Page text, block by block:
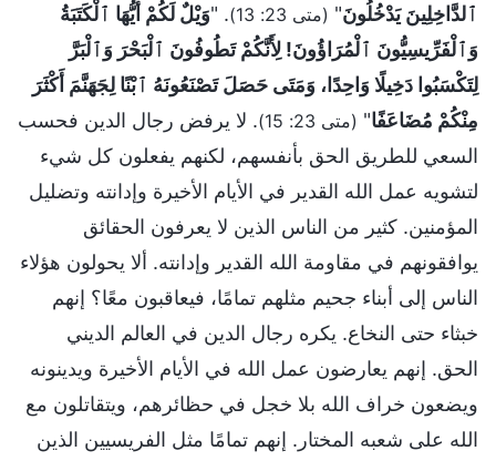
ٱلدَّاخِلِينَ يَدْخُلُونَ" (متى 23: 13) . "وَيْلٌ لَكُمْ أَيُّهَا ٱلْكَتَبَةُ
وَٱلْفَرِّيسِيُّونَ ٱلْمُرَاؤُونَ! لِأَنَّكُمْ تَطُوفُونَ ٱلْبَحْرَ وَٱلْبَرَّ
لِتَكْسَبُوا دَخِيلًا وَاحِدًا، وَمَتَى حَصَلَ تَصْنَعُونَهُ ٱبْنًا لِجَهَنَّمَ أَكْثَرَ
مِنْكُمْ مُضَاعَفًا" (متى 23: 15)
. لا يرفض رجال الدين فحسب
السعي للطريق الحق بأنفسهم، لكنهم يفعلون كل شيء
لتشويه عمل الله القدير في الأيام الأخيرة وإدانته وتضليل
المؤمنين. كثير من الناس الذين لا يعرفون الحقائق
يوافقونهم في مقاومة الله القدير وإدانته. ألا يحولون هؤلاء
الناس إلى أبناء جحيم مثلهم تمامًا، فيعاقبون معًا؟ إنهم
خبثاء حتى النخاع. يكره رجال الدين في العالم الديني
الحق. إنهم يعارضون عمل الله في الأيام الأخيرة ويدينونه
ويضعون خراف الله بلا خجل في حظائرهم، ويتقاتلون مع
الله على شعبه المختار. إنهم تمامًا مثل الفريسيين الذين